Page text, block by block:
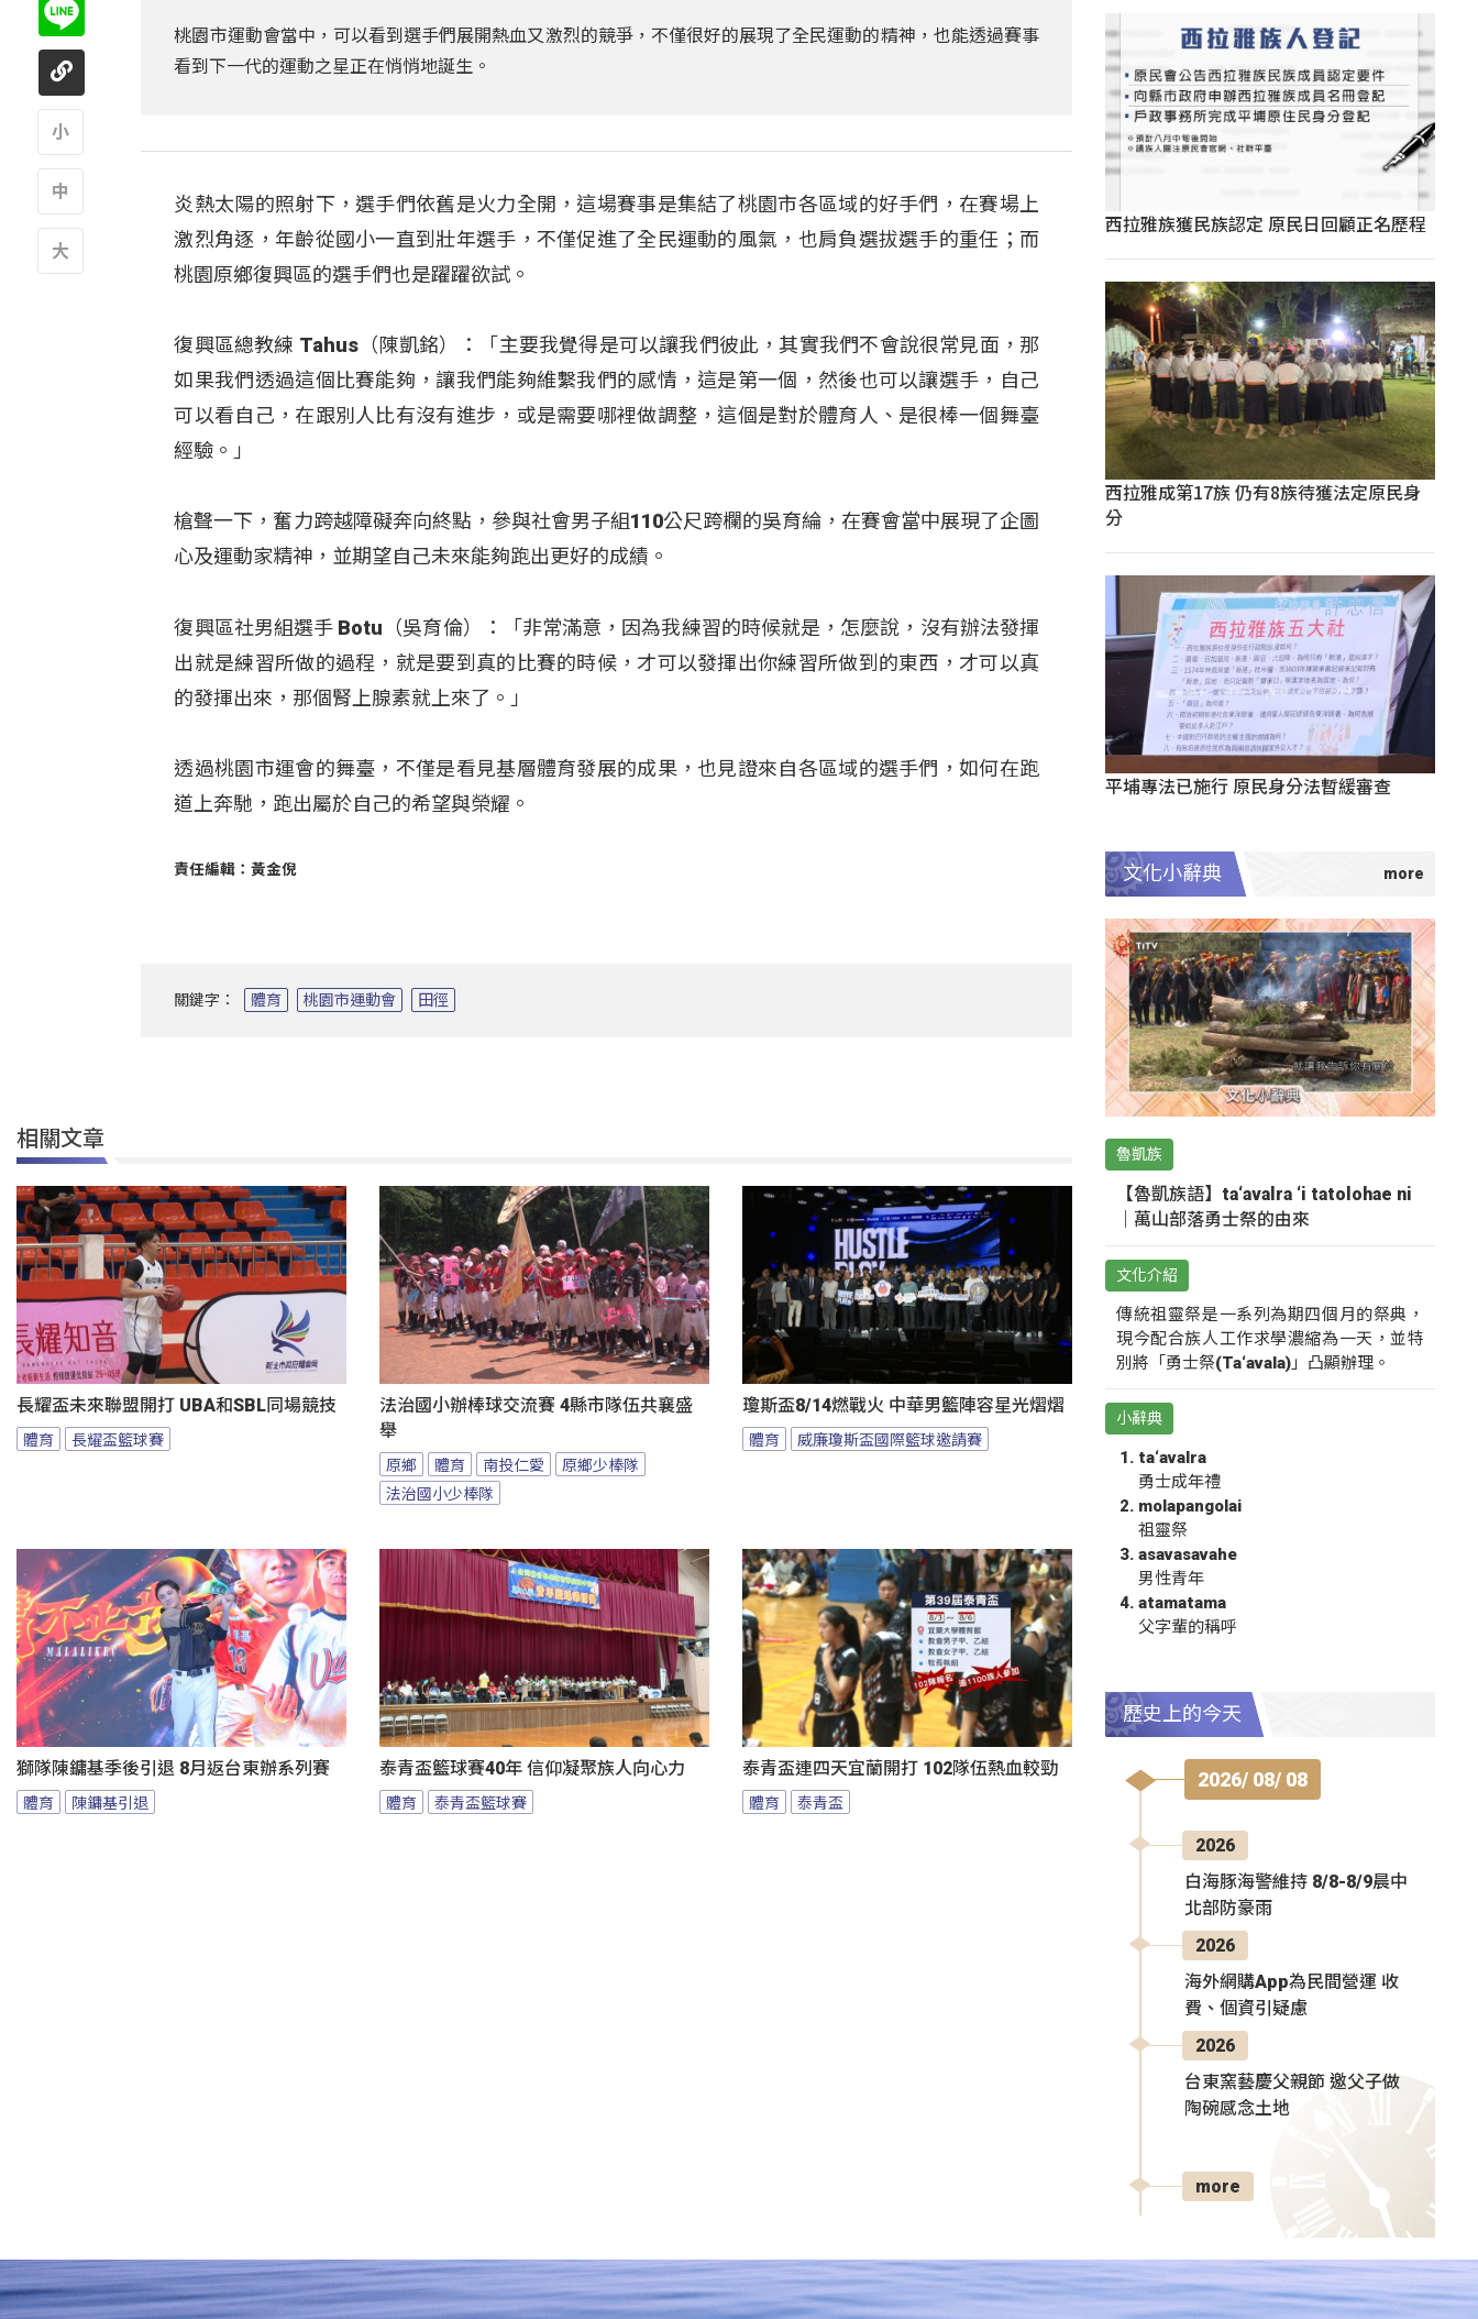
桃園市運動會當中，可以看到選手們展開熱血又激烈的競爭，不僅很好的展現了全民運動的精神，也能透過賽事
看到下一代的運動之星正在悄悄地誕生。
炎熱太陽的照射下，選手們依舊是火力全開，這場賽事是集結了桃園市各區域的好手們，在賽場上
激烈角逐，年齡從國小一直到壯年選手，不僅促進了全民運動的風氣，也肩負選拔選手的重任；而
桃園原鄉復興區的選手們也是躍躍欲試。
復興區總教練 Tahus（陳凱銘）：「主要我覺得是可以讓我們彼此，其實我們不會說很常見面，那
如果我們透過這個比賽能夠，讓我們能夠維繫我們的感情，這是第一個，然後也可以讓選手，自己
可以看自己，在跟別人比有沒有進步，或是需要哪裡做調整，這個是對於體育人、是很棒一個舞臺
經驗。」
槍聲一下，奮力跨越障礙奔向終點，參與社會男子組110公尺跨欄的吳育綸，在賽會當中展現了企圖
心及運動家精神，並期望自己未來能夠跑出更好的成績。
復興區社男組選手 Botu（吳育倫）：「非常滿意，因為我練習的時候就是，怎麼說，沒有辦法發揮
出就是練習所做的過程，就是要到真的比賽的時候，才可以發揮出你練習所做到的東西，才可以真
的發揮出來，那個腎上腺素就上來了。」
透過桃園市運會的舞臺，不僅是看見基層體育發展的成果，也見證來自各區域的選手們，如何在跑
道上奔馳，跑出屬於自己的希望與榮耀。
責任編輯：黃金倪
關鍵字： 體育 桃園市運動會 田徑
相關文章
長耀盃未來聯盟開打 UBA和SBL同場競技
體育 長耀盃籃球賽
法治國小辦棒球交流賽 4縣市隊伍共襄盛
舉
原鄉 體育 南投仁愛
原鄉少棒隊
法治國小少棒隊
瓊斯盃8/14燃戰火 中華男籃陣容星光熠熠
體育 威廉瓊斯盃國際籃球邀請賽
獅隊陳鏞基季後引退 8月返台東辦系列賽
體育 陳鏞基引退
泰青盃籃球賽40年 信仰凝聚族人向心力
體育 泰青盃籃球賽
泰青盃連四天宜蘭開打 102隊伍熱血較勁
體育 泰青盃
西拉雅族獲民族認定 原民日回顧正名歷程
西拉雅成第17族 仍有8族待獲法定原民身
分
平埔專法已施行 原民身分法暫緩審查
文化小辭典
魯凱族
【魯凱族語】ta‘avalra ‘i tatolohae ni
｜萬山部落勇士祭的由來
文化介紹
傳統祖靈祭是一系列為期四個月的祭典，
現今配合族人工作求學濃縮為一天，並特
別將「勇士祭(Ta‘avala)」凸顯辦理。
小辭典
ta‘avalra
勇士成年禮
molapangolai
祖靈祭
asavasavahe
男性青年
atamatama
父字輩的稱呼
歷史上的今天
2026/ 08/ 08
2026
白海豚海警維持 8/8-8/9晨中
北部防豪雨
2026
海外網購App為民間營運 收
費、個資引疑慮
2026
台東窯藝慶父親節 邀父子做
陶碗感念土地
more